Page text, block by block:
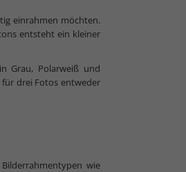
einrahmen möchten.
entsteht ein kleiner
Grau, Polarweiß und
drei Fotos entweder
wie